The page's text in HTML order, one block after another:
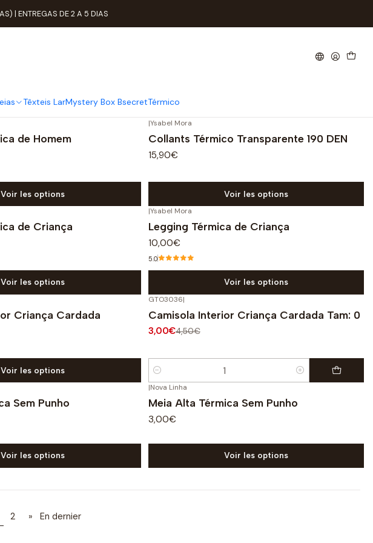
Têxteis LarMystery Box BsecretTérmico
| ENTREGAS DE 2 A 5 DIAS
de Homem
Voir les options
|Ysabel Mora
Collants Térmico Transparente 190 DEN
15,90€
Voir les options
de Criança
Voir les options
|Ysabel Mora
Legging Térmica de Criança
10,00€
5.0
Voir les options
Criança Cardada
Voir les options
-33% OFF
GTO3036|
Camisola Interior Criança Cardada Tam: 0
3,00€4,50€
Quantité
Sem Punho
Voir les options
|Nova Linha
Meia Alta Térmica Sem Punho
3,00€
Voir les options
2 » En dernier